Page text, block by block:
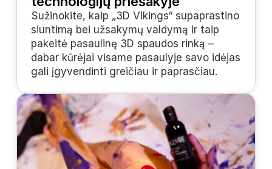
Sužinokite, kaip „3D Vikings“ supaprastino
siuntimą bei užsakymų valdymą ir taip
pakeitė pasaulinę 3D spaudos rinką –
dabar kūrėjai visame pasaulyje savo idėjas
gali įgyvendinti greičiau ir paprasčiau.